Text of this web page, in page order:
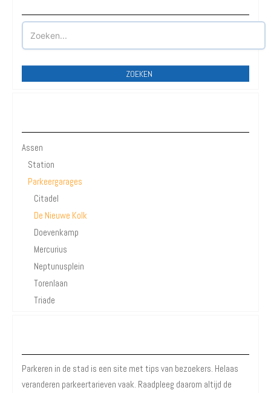
ZOEKEN
Assen
Station
Parkeergarages
Citadel
De Nieuwe Kolk
Doevenkamp
Mercurius
Neptunusplein
Torenlaan
Triade
Parkeren in de stad is een site met tips van bezoekers. Helaas
veranderen parkeertarieven vaak. Raadpleeg daarom altijd de